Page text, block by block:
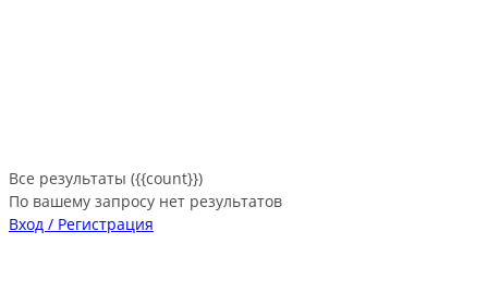
Все результаты ({{count}})
По вашему запросу нет результатов
Вход / Регистрация